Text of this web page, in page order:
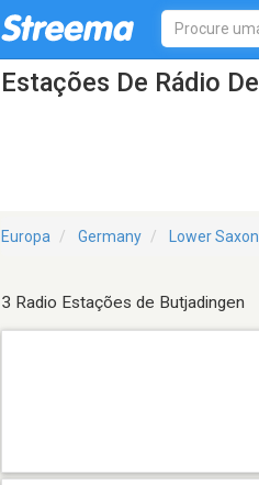
Estações De Rádio
Europa Germany Lower
3 Radio Estações de Butjadingen